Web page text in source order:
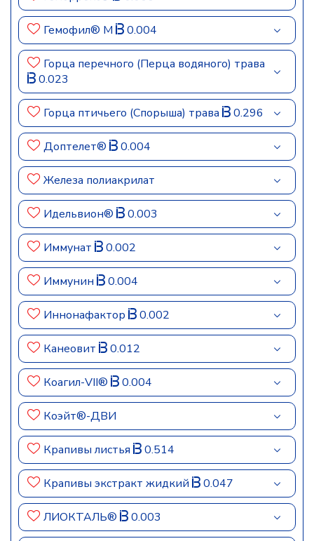
Гемофил® М 0.004
Горца перечного (Перца водяного) трава
0.023
Горца птичьего (Спорыша) трава 0.296
Доптелет® 0.004
Железа полиакрилат
Идельвион® 0.003
Иммунат 0.002
Иммунин 0.004
Иннонафактор 0.002
Канеовит 0.012
Коагил-VII® 0.004
Коэйт®-ДВИ
Крапивы листья 0.514
Крапивы экстракт жидкий 0.047
ЛИОКТАЛЬ® 0.003